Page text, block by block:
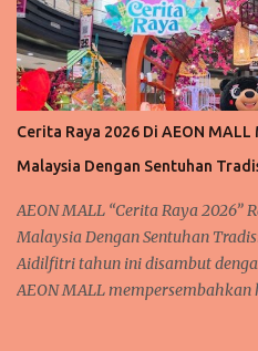
Sengari @ Basar, yang
mendendangkan lagu dengan
telah mengadakan majlis
di Hotel Concorde, Kuala
terhadap perjalanan seninya.
menjadi medan untuk
"Aku Tetap Raya," sert...
Cerita Raya 2026 Di AEON
Malaysia Dengan Sentuhan
AEON MALL “Cerita Raya 2026”
Malaysia Dengan Sentuhan
Aidilfitri tahun ini disambut
AEON MALL mempersembahkan